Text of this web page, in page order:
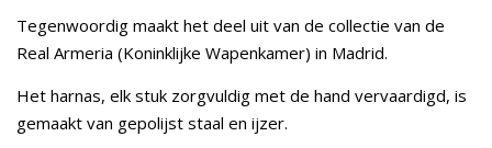
Tegenwoordig maakt het deel uit van de collectie van de
Real Armeria (Koninklijke Wapenkamer) in Madrid.
Het harnas, elk stuk zorgvuldig met de hand vervaardigd, is
gemaakt van gepolijst staal en ijzer.